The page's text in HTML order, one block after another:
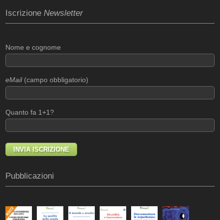
IscrizioneNewsletter
Nome e cognome
eMail(campo obbligatorio)
Quanto fa 1+1?
Pubblicazioni